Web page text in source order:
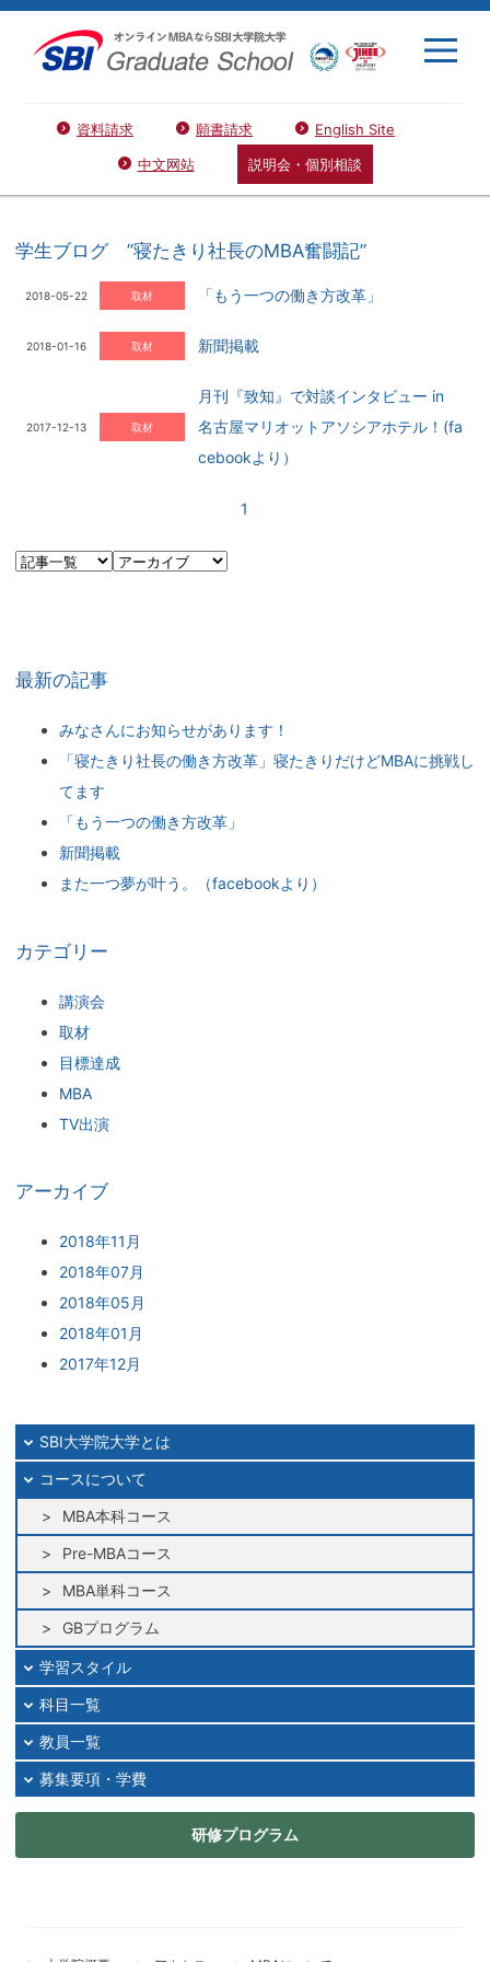
資料請求 願書請求
English Site
中文网站
説明会・個別相談
学生ブログ ”寝たきり社長のMBA奮闘記”
2018-05-22 取材 「もう一つの働き方改革」
2018-01-16 取材 新聞掲載
2017-12-13 取材
月刊『致知』で対談インタビュー in
名古屋マリオットアソシアホテル！(fa
cebookより）
1
最新の記事
みなさんにお知らせがあります！
「寝たきり社長の働き方改革」寝たきりだけどMBAに挑戦し
てます
「もう一つの働き方改革」
新聞掲載
また一つ夢が叶う。（facebookより）
カテゴリー
講演会
取材
目標達成
MBA
TV出演
アーカイブ
2018年11月
2018年07月
2018年05月
2018年01月
2017年12月
SBI大学院大学とは
コースについて
MBA本科コース
Pre-MBAコース
MBA単科コース
GBプログラム
学習スタイル
科目一覧
教員一覧
募集要項・学費
研修プログラム